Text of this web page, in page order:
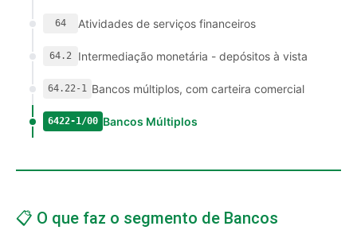
64 Atividades de serviços financeiros
64.2 Intermediação monetária - depósitos à vista
64.22-1 Bancos múltiplos, com carteira comercial
6422-1/00 Bancos Múltiplos
📋 O que faz o segmento de Bancos